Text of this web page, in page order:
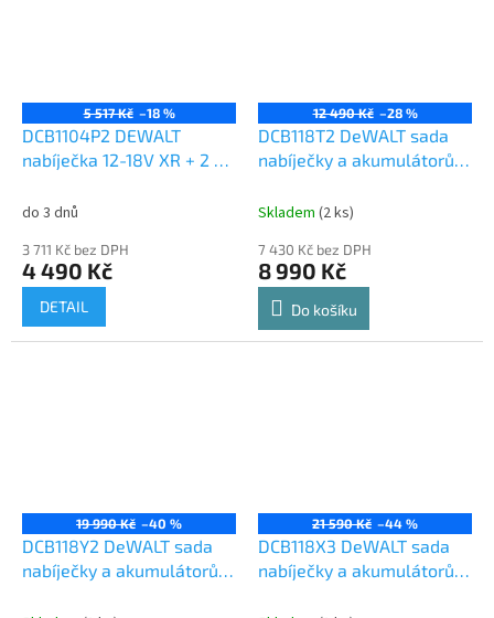
5 517 Kč –18 %
DCB1104P2 DEWALT
nabíječka 12-18V XR + 2 x
Ion
do 3 dnů
3 711 Kč bez DPH
4 490 Kč
DETAIL
12 490 Kč –28 %
DCB118T2 DeWALT sada
nabíječky a akumulátorů
Skladem (2 ks)
7 430 Kč bez DPH
8 990 Kč
Do košíku
19 990 Kč –40 %
DCB118Y2 DeWALT sada
nabíječky a akumulátorů
21 590 Kč –44 %
DCB118X3 DeWALT sada
nabíječky a akumulátorů